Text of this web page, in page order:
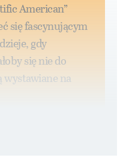
American”
się fascynującym
gdy
się nie do
wystawiane na